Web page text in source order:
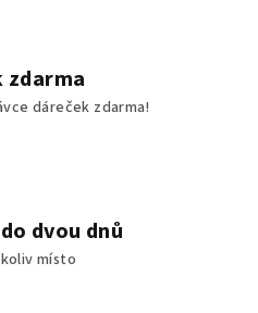
í
p
r
ý
p
zdarma
dáreček zdarma!
dvou dnů
místo